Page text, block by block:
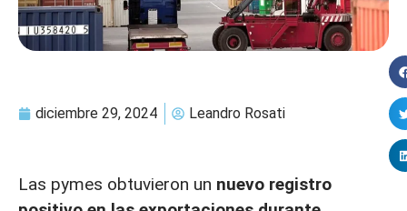
diciembre 29, 2024 Leandro Rosati
Las pymes obtuvieron un nuevo registro